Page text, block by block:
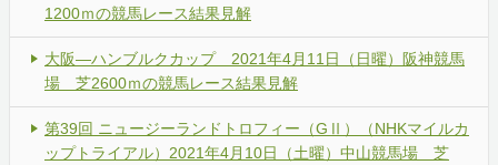
1200ｍの競馬レース結果見解
大阪―ハンブルクカップ 2021年4月11日（日曜）阪神競馬
場 芝2600ｍの競馬レース結果見解
第39回 ニュージーランドトロフィー（GⅡ）（NHKマイルカ
ップトライアル）2021年4月10日（土曜）中山競馬場 芝